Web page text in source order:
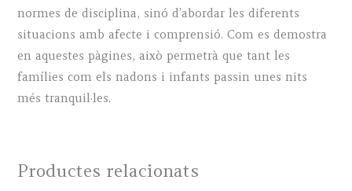
normes de disciplina, sinó d’abordar les diferents
situacions amb afecte i comprensió. Com es demostra
en aquestes pàgines, això permetrà que tant les
famílies com els nadons i infants passin unes nits
més tranquil·les.
Productes relacionats